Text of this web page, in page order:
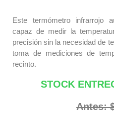
Este termómetro infrarrojo
capaz de medir la
precisión sin la necesidad de
toma de mediciones de
recinto.
STOCK
Antes: